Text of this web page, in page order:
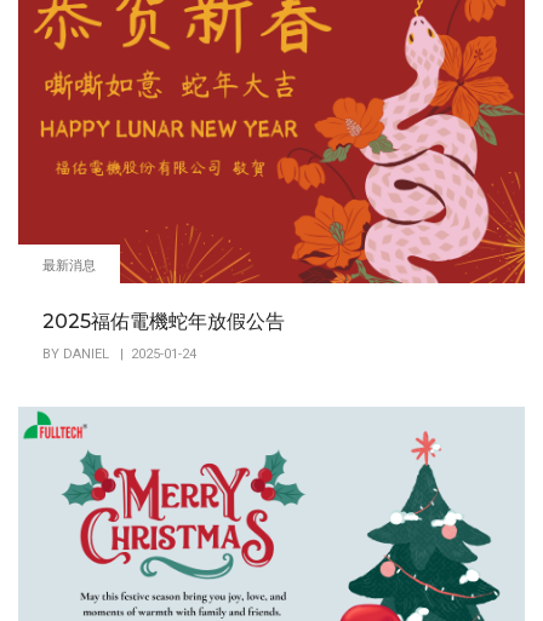
最新消息
2025福佑電機蛇年放假公告
BY DANIEL | 2025-01-24